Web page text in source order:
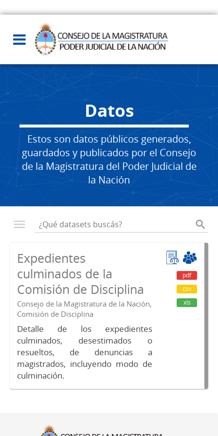
Datos
Estos son datos públicos generados,
guardados y publicados por el Consejo
de la Magistratura del Poder Judicial de
la Nación
Expedientes
culminados de la
Comisión de Disciplina
Consejo de la Magistratura de la Nación,
Comisión de Disciplina
Detalle de los expedientes
culminados, desestimados o
resueltos, de denuncias a
magistrados, incluyendo modo de
culminación.
pdf
csv
xls